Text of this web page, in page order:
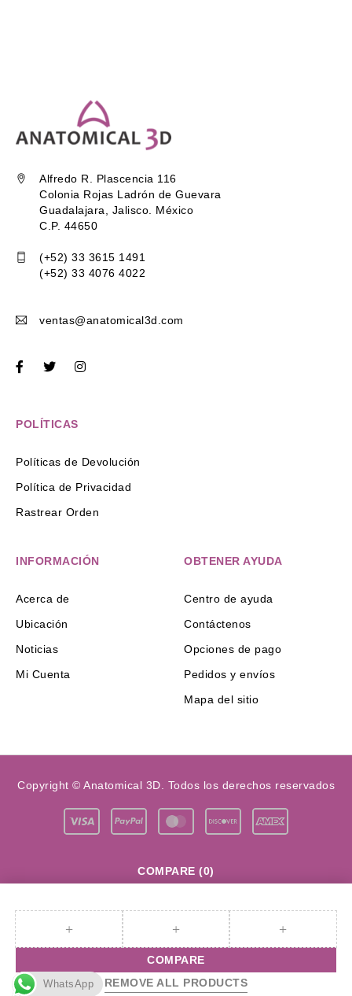
Alfredo R. Plascencia 116
Colonia Rojas Ladrón de Guevara
Guadalajara, Jalisco. México
C.P. 44650
(+52) 33 3615 1491
(+52) 33 4076 4022
ventas@anatomical3d.com
POLÍTICAS
Políticas de Devolución
Política de Privacidad
Rastrear Orden
INFORMACIÓN
Acerca de
Ubicación
Noticias
Mi Cuenta
OBTENER AYUDA
Centro de ayuda
Contáctenos
Opciones de pago
Pedidos y envíos
Mapa del sitio
Copyright © Anatomical 3D. Todos los derechos reservados
WhatsApp
COMPARE (0)
COMPARE
REMOVE ALL PRODUCTS